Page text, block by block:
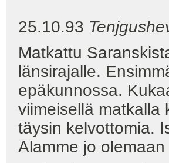
25.10.93
Matkattu
länsirajalle.
epäkunnossa.
viimeisellä matkalla
täysin kelvottomia.
Alamme jo